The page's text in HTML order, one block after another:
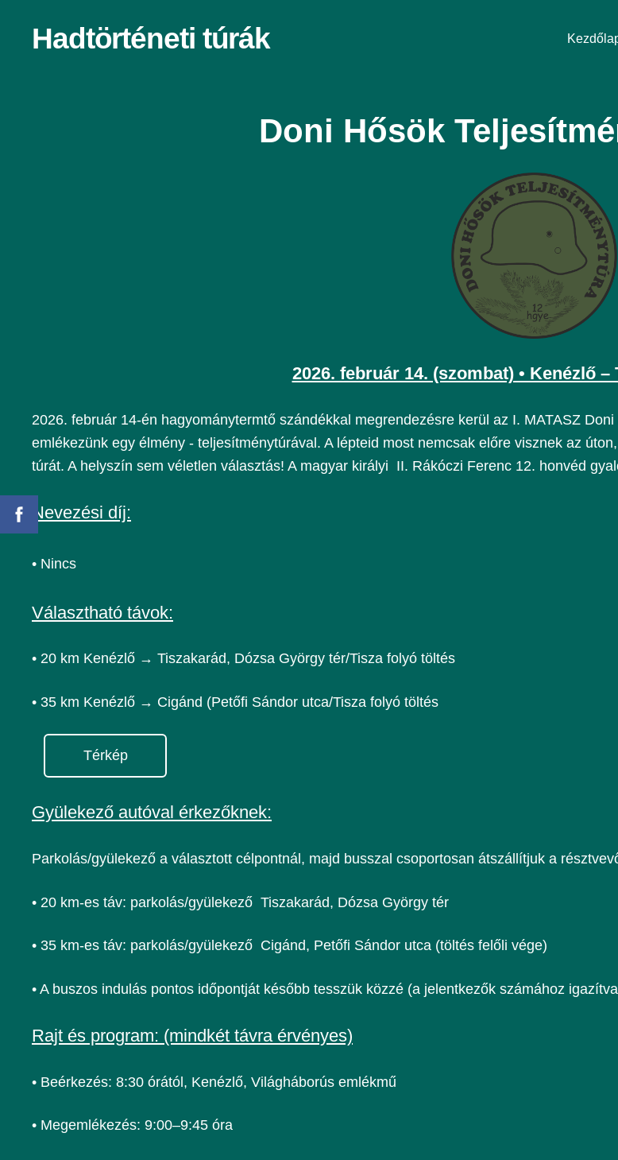
Hadtörténeti túrák
Doni Hősök
2026. február 14. (szombat) • Kenézlő –
2026. február 14-én hagyománytermtő szándékkal megrendezésre kerül az I. MATASZ
emlékezünk egy élmény - teljesítménytúrával. A lépteid most nemcsak előre visznek az
túrát. A helyszín sem véletlen választás! A magyar királyi II. Rákóczi Ferenc 12. honvéd
Nevezési díj:
• Nincs
Választható távok:
• 20 km Kenézlő → Tiszakarád, Dózsa György tér/Tisza folyó töltés
• 35 km Kenézlő → Cigánd (Petőfi Sándor utca/Tisza folyó töltés
Térkép
Gyülekező autóval érkezőknek:
Parkolás/gyülekező a választott célpontnál, majd busszal csoportosan átszállítjuk a
• 20 km-es táv: parkolás/gyülekező Tiszakarád, Dózsa György tér
• 35 km-es táv: parkolás/gyülekező Cigánd, Petőfi Sándor utca (töltés felőli vége)
• A buszos indulás pontos időpontját később tesszük közzé (a jelentkezők számához
Rajt és program: (mindkét távra érvényes)
• Beérkezés: 8:30 órától, Kenézlő, Világháborús emlékmű
• Megemlékezés: 9:00–9:45 óra